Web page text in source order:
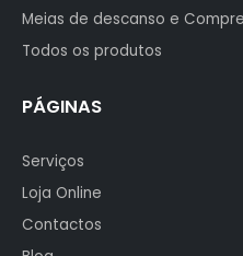
Meias de descanso e
Todos os produtos
PÁGINAS
Serviços
Loja Online
Contactos